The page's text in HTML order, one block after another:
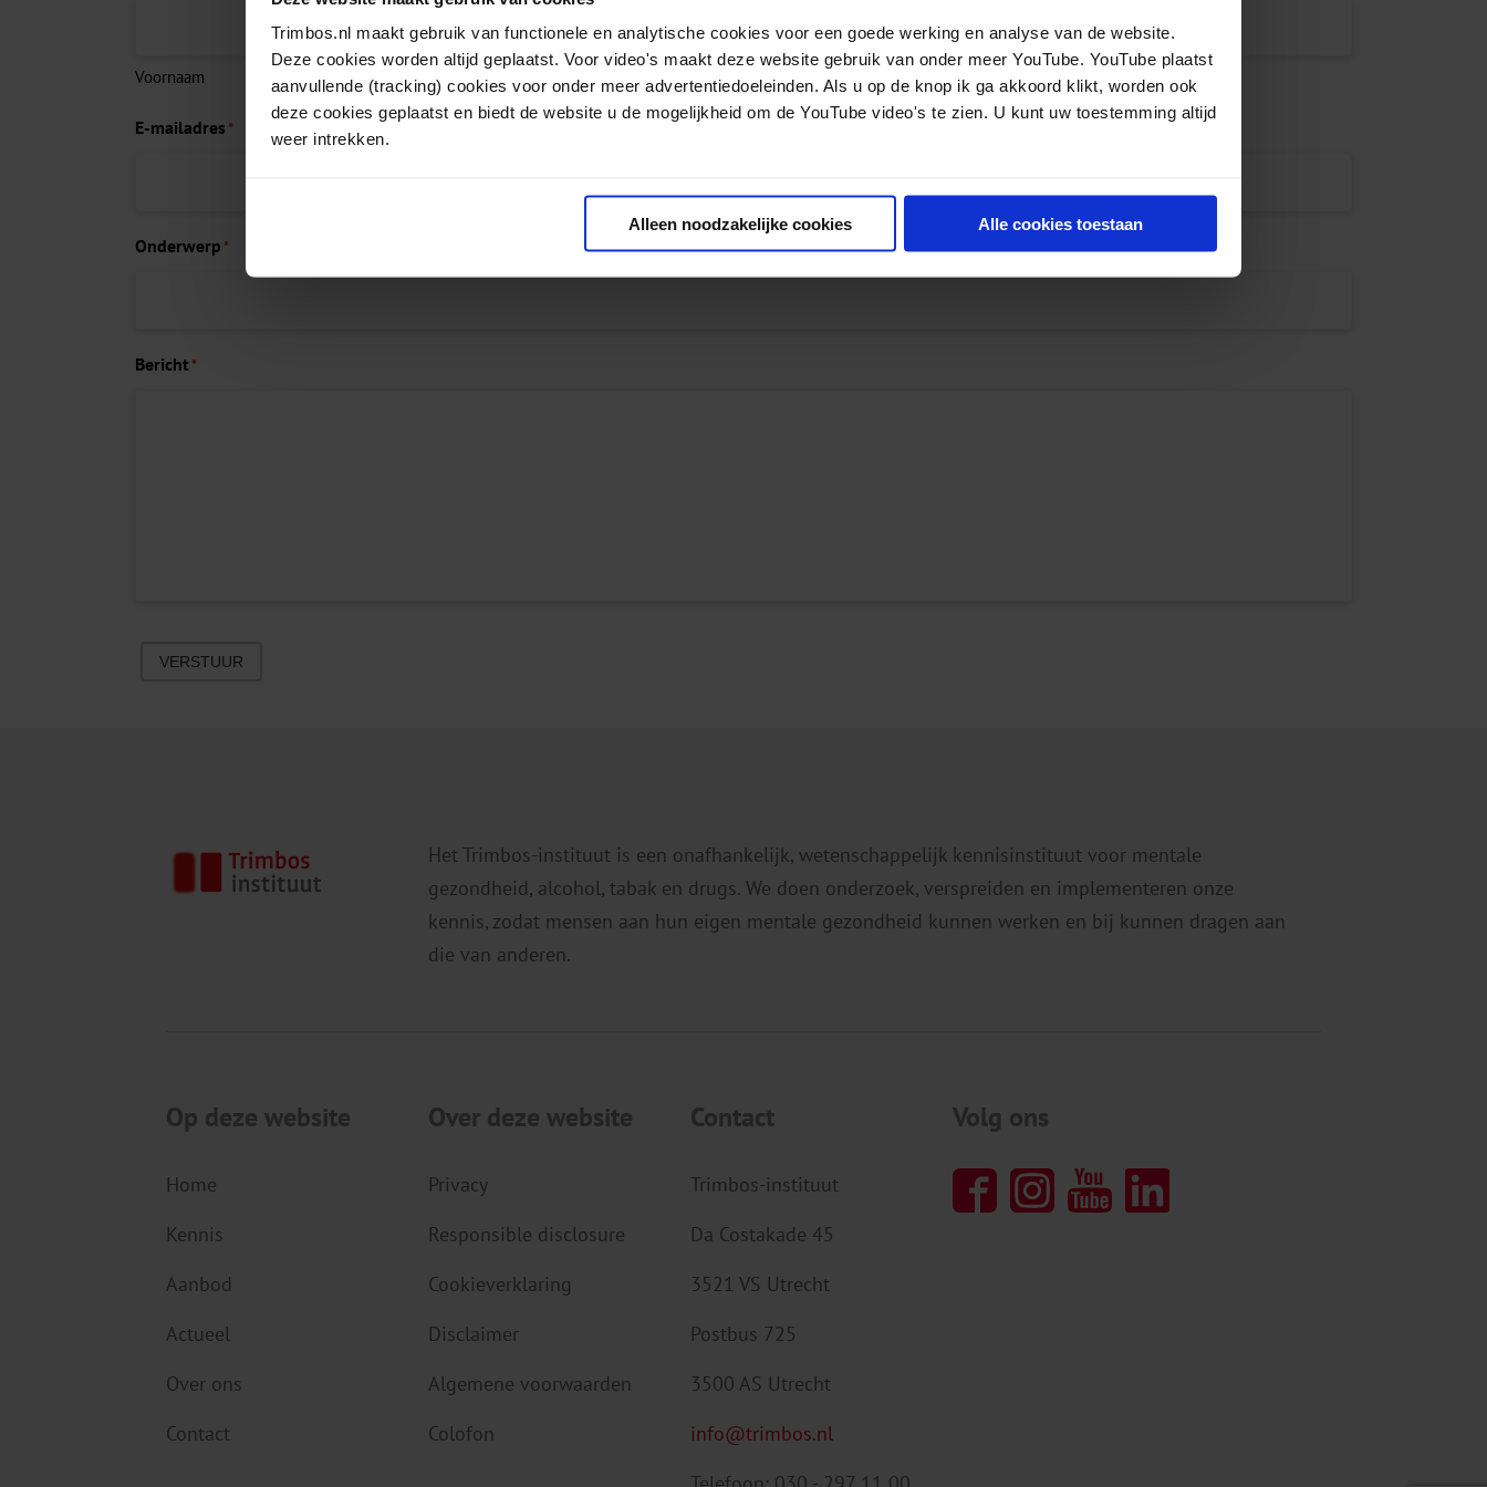
Trimbos.nl maakt gebruik van functionele en analytische cookies voor een goede werking en analyse van de website.
Deze cookies worden altijd geplaatst. Voor video's maakt deze website gebruik van onder meer YouTube. YouTube plaatst
aanvullende (tracking) cookies voor onder meer advertentiedoeleinden. Als u op de knop ik ga akkoord klikt, worden ook
deze cookies geplaatst en biedt de website u de mogelijkheid om de YouTube video's te zien. U kunt uw toestemming altijd
weer intrekken.
Alleen noodzakelijke cookies Alle cookies toestaan
Voornaam Achternaam
E-mailadres *
Onderwerp *
Bericht *
VERSTUUR
Het Trimbos-instituut is een onafhankelijk, wetenschappelijk kennisinstituut voor mentale
gezondheid, alcohol, tabak en drugs. We doen onderzoek, verspreiden en implementeren onze
kennis, zodat mensen aan hun eigen mentale gezondheid kunnen werken en bij kunnen dragen aan
die van anderen.
Op deze website
Home
Kennis
Aanbod
Actueel
Over ons
Contact
Over deze website
Privacy
Responsible disclosure
Cookieverklaring
Disclaimer
Algemene voorwaarden
Colofon
Contact
Trimbos-instituut
Da Costakade 45
3521 VS Utrecht
Postbus 725
3500 AS Utrecht
info@trimbos.nl
Volg ons